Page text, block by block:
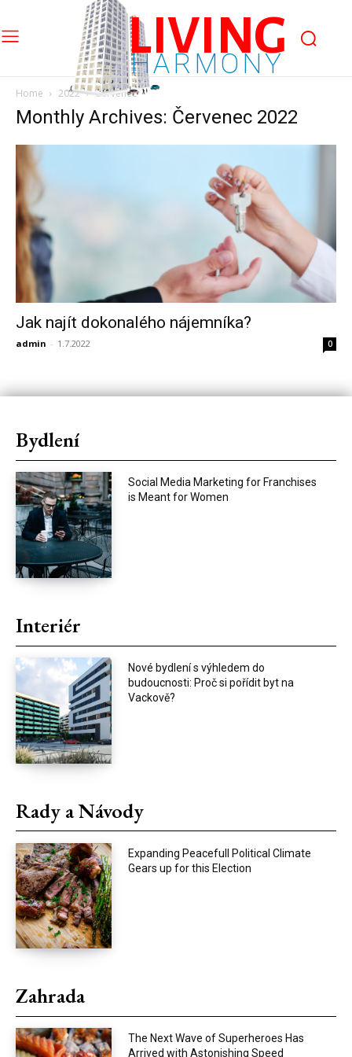
LIVING
HARMONY
Home 2022 Červenec
Monthly Archives: Červenec 2022
Jak najít dokonalého nájemníka?
admin - 1.7.2022 0
Bydlení
Social Media Marketing for Franchises
is Meant for Women
Interiér
Nové bydlení s výhledem do
budoucnosti: Proč si pořídit byt na
Vackově?
Rady a Návody
Expanding Peacefull Political Climate
Gears up for this Election
Zahrada
The Next Wave of Superheroes Has
Arrived with Astonishing Speed